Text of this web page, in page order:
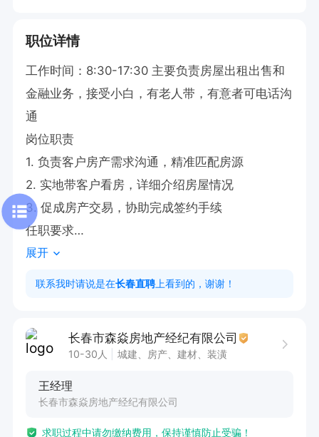
职位详情
工作时间：8:30-17:30 主要负责房屋出租出售和
金融业务，接受小白，有老人带，有意者可电话沟
通
岗位职责
1. 负责客户房产需求沟通，精准匹配房源
2. 实地带客户看房，详细介绍房屋情况
3. 促成房产交易，协助完成签约手续
任职要求
1. 大专及以上学历，不限专业
2. 具备良好沟通能力，抗压能力强
展开
联系我时请说是在长春直聘 上看到的，谢谢！
长春市森焱房地产经纪有限公司
10-30人 城建、房产、建材、装潢
王经理
长春市森焱房地产经纪有限公司
求职过程中请勿缴纳费用，保持谨慎防止受骗！